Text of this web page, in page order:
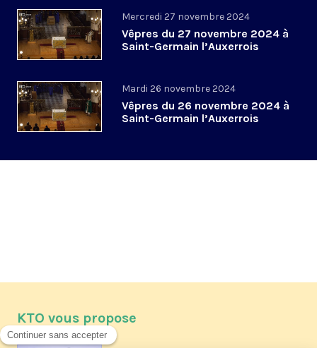
Mercredi 27 novembre 2024
Vêpres du 27 novembre 2024 à
Saint-Germain l’Auxerrois
Mardi 26 novembre 2024
Vêpres du 26 novembre 2024 à
Saint-Germain l’Auxerrois
KTO vous propose